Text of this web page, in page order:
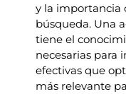
y la importancia
búsqueda. Una
tiene el
necesarias para
efectivas que
más relevante